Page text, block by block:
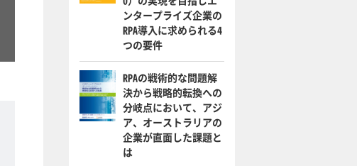
ンタープライズ企業の
RPA導入に求められる4
つの要件
RPAの戦術的な問題解
決から戦略的転換への
分岐点において、アジ
ア、オーストラリアの
企業が直面した課題と
は